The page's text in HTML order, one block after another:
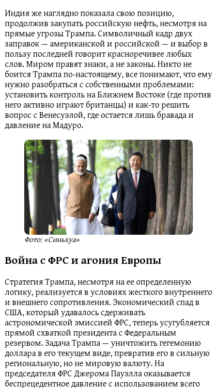
Индия же наглядно показала свою позицию,
продолжив закупать российскую нефть, несмотря на
прямые угрозы Трампа. Символичный кадр двух
заправок — американской и российской — и выбор в
пользу последней говорит красноречивее любых
слов. Миром правят знаки, а не законы. Никто не
боится Трампа по-настоящему, все понимают, что ему
нужно разобраться с собственными проблемами:
установить контроль на Ближнем Востоке (где против
него активно играют британцы) и как-то решить
вопрос с Венесуэлой, где остается лишь бравада и
давление на Мадуро.
Фото: «Синьхуа»
Война с ФРС и агония Европы
Стратегия Трампа, несмотря на ее определенную
логику, реализуется в условиях жесткого внутреннего
и внешнего сопротивления. Экономический спад в
США, который удавалось сдерживать
астрономической эмиссией ФРС, теперь усугубляется
прямой схваткой президента с Федеральным
резервом. Задача Трампа — уничтожить гегемонию
доллара в его текущем виде, превратив его в сильную
региональную, но не мировую валюту. На
председателя ФРС Джерома Пауэлла оказывается
беспрецедентное давление с использованием всего